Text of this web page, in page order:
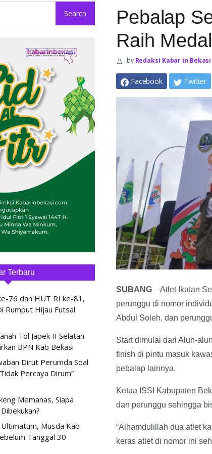
Pebalap
Raih
byRedaksi Kabar in Bekasi
Facebook Twitter
SUBANG– Atlet Ikatan
perunggu di nomor
Abdul Soleh, dan
Start dimulai dari Alun-
finish di pintu masuk
pebalap lainnya.
Ketua ISSI Kabupaten
dan perunggu sehingga
“Alhamdulillah dua atlet
keras atlet di nomor ini
Terbaru
76 dan HUT RI ke-81,
Rumput Hijau Futsal
Tol Japek II Selatan
BPN Kab Bekasi
Dirut Perumda Soal
Percaya Dirum”
Memanas, Siapa
Musda Kab
Tanggal 30